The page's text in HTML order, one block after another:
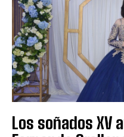
Los soñados XV